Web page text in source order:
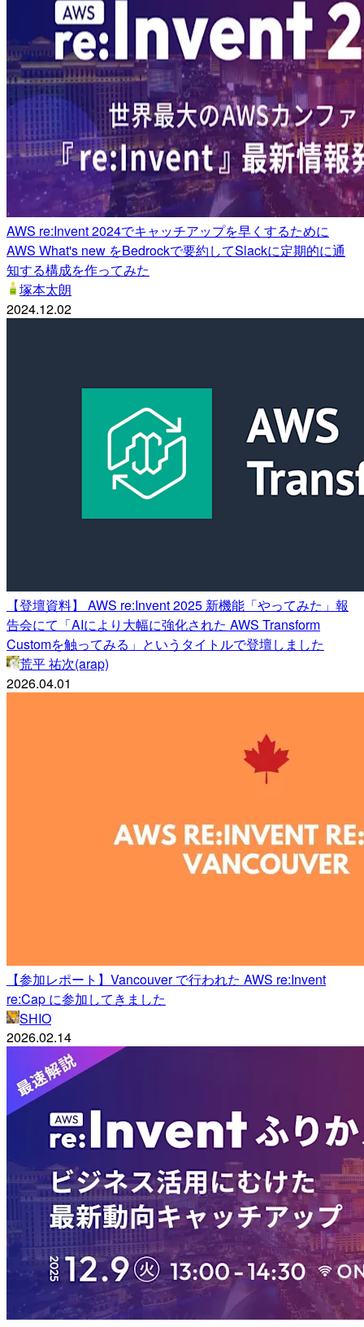
AWS re:Invent 2024でキャッチアップを早くするために
AWS What's new をBedrockで要約してSlackに定期的に通
知する構成を作ってみた
塚本太朗
2024.12.02
【登壇資料】 AWS re:Invent 2025 新機能「やってみた」報
告会にて「AIにより大幅に強化された AWS Transform
Customを触ってみる」というタイトルで登壇しました
荒平 祐次(arap)
2026.04.01
【参加レポート】Vancouver で行われた AWS re:Invent
re:Cap に参加してきました
SHIO
2026.02.14